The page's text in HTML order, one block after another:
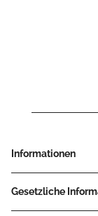
Informationen
Gesetzliche